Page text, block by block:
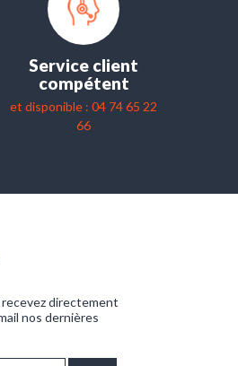
Service client
compétent
et disponible : 04 74 65 22
66
directement
nos dernières